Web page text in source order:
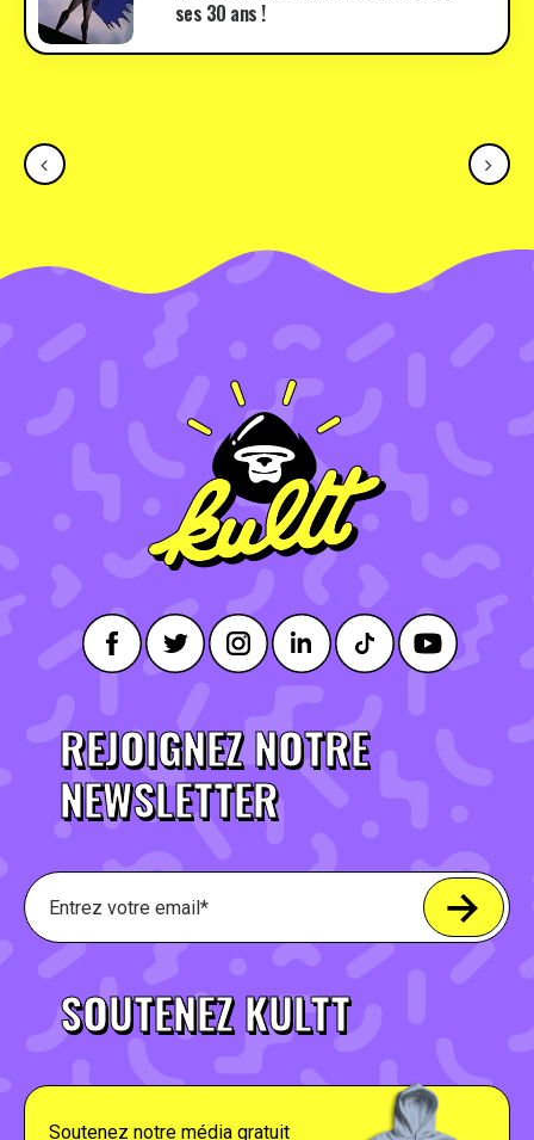
ses 30 ans !
REJOIGNEZ NOTRE
NEWSLETTER
SOUTENEZ KULTT
Soutenez notre média gratuit